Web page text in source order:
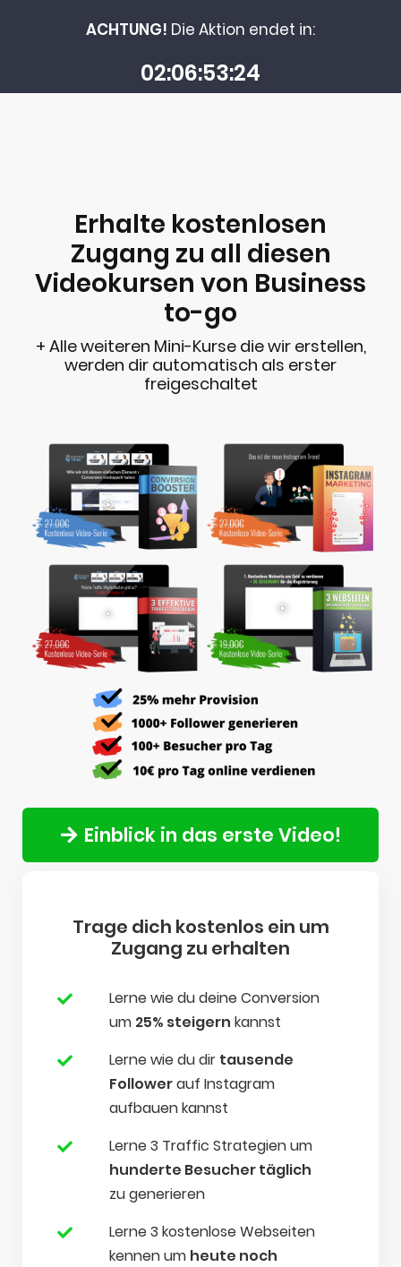
Erhalte kostenlosen
Zugang zu all diesen
Videokursen von Business
to-go
+ Alle weiteren Mini-Kurse die wir erstellen,
werden dir automatisch als erster
freigeschaltet
Einblick in das erste Video!
Trage dich kostenlos ein um
Zugang zu erhalten
Lerne wie du deine Conversion
um 25% steigern kannst
Lerne wie du dir tausende
Followerauf Instagram
aufbauen kannst
Lerne 3 Traffic Strategien um
hunderte Besucher täglich
zu generieren
Lerne 3 kostenlose Webseiten
kennen um heute noch
ACHTUNG! Die Aktion endet in:
02 06 53 24